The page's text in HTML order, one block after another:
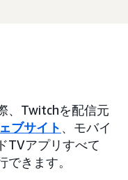
、Twitchを配信元
ブサイト 、モバイ
TVアプリすべて
きます。